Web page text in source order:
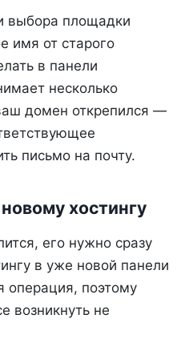
выбора площадки
имя от старого
в панели
несколько
домен открепился —
письмо на почту.
хостингу
его нужно сразу
в уже новой панели
операция, поэтому
возникнуть не